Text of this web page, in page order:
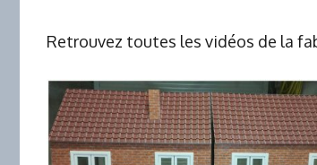
Retrouvez toutes les vidéos de la